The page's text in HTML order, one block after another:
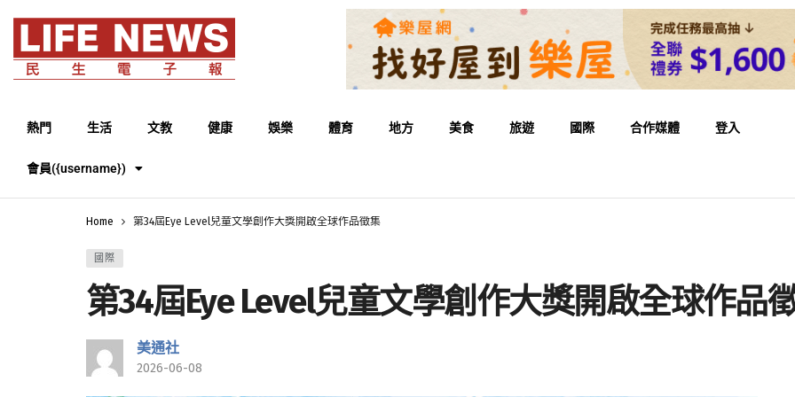
熱門 生活 文教 健康 娛樂 體育 地方 美食 旅遊 國際 合作媒體 登入
會員({username})
Home 第34屆Eye Level兒童文學創作大獎開啟全球作品徵集
國際
第34屆Eye Level兒童文學創作大獎開啟全球作品
美通社
2026-06-08